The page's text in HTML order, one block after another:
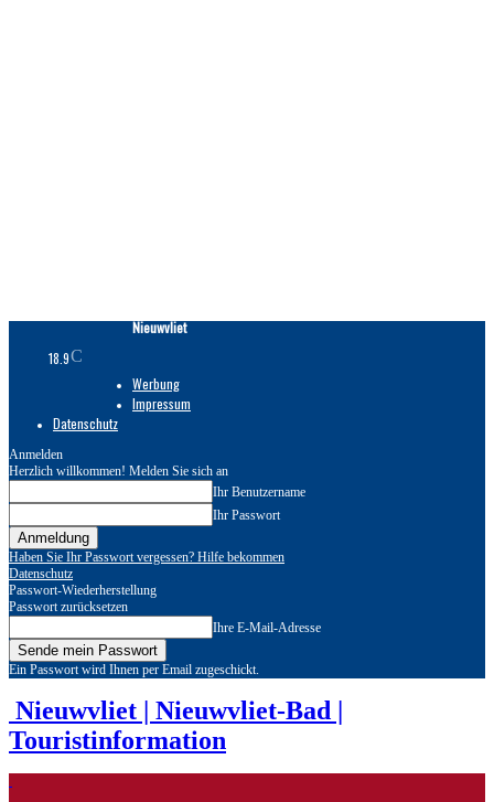
18.9C
Nieuwvliet
Werbung
Impressum
Datenschutz
Anmelden
Herzlich willkommen! Melden Sie sich an
Ihr Benutzername
Ihr Passwort
Haben Sie Ihr Passwort vergessen? Hilfe bekommen
Datenschutz
Passwort-Wiederherstellung
Passwort zurücksetzen
Ihre E-Mail-Adresse
Ein Passwort wird Ihnen per Email zugeschickt.
Nieuwvliet | Nieuwvliet-Bad |
Touristinformation